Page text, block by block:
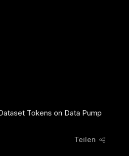
Tokens on Data Pump
Teilen